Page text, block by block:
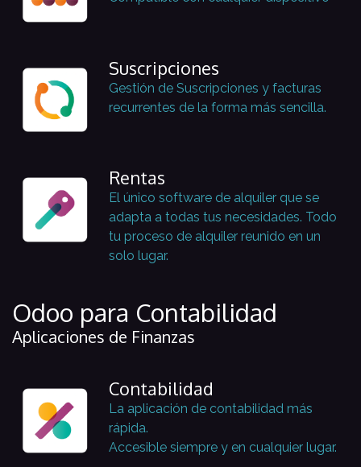
Suscripciones
Gestión de Suscripciones y facturas
recurrentes de la forma más sencilla.
Rentas
El único software de alquiler que se
adapta a todas tus necesidades. Todo
tu proceso de alquiler reunido en un
solo lugar.
Odoo para Contabilidad
Aplicaciones de Finanzas
Contabilidad
La aplicación de contabilidad más
rápida.
Accesible siempre y en cualquier lugar.